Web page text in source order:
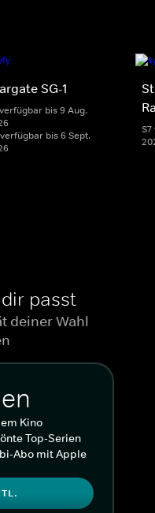
SG-1
bis 9 Aug.
bis 6 Sept.
passt
deiner Wahl
Kino
Top-Serien
Abo mit Apple